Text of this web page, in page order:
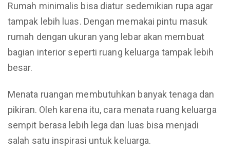
Rumah minimalis bisa diatur sedemikian rupa agar
tampak lebih luas. Dengan memakai pintu masuk
rumah dengan ukuran yang lebar akan membuat
bagian interior seperti ruang keluarga tampak lebih
besar.
Menata ruangan membutuhkan banyak tenaga dan
pikiran. Oleh karena itu, cara menata ruang keluarga
sempit berasa lebih lega dan luas bisa menjadi
salah satu inspirasi untuk keluarga.